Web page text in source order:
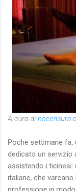
A cura di
Poche settimane fa,
dedicato un servizio
assistendo i
italiane, che